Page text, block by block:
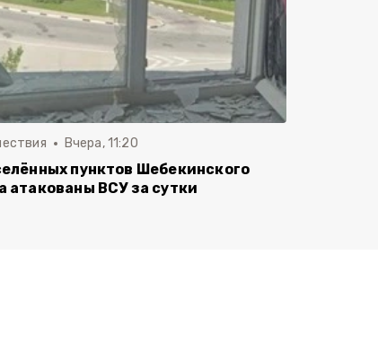
Вчера, 11:20
пунктов Шебекинского
атакованы ВСУ за сутки